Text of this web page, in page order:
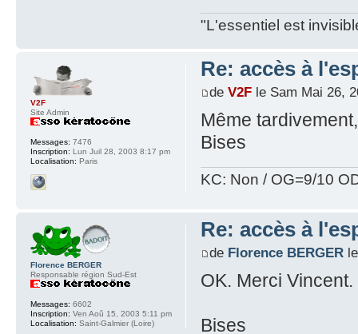
"L'essentiel est
Re: accès à
de V2Fle Sam Mai 26,
Même
Bises
KC: Non / OG=9/10
V2F
Site Admin
Messages: 7476
Inscription: Lun Juil 28, 2003 8:17 pm
Localisation: Paris
Re: accès à
de Florence BERGERle
OK. Merci Vincent.
Bises
Florence BERGER
Responsable région Sud-Est
Messages: 6602
Inscription: Ven Aoû 15, 2003 5:11 pm
Localisation: Saint-Galmier (Loire)